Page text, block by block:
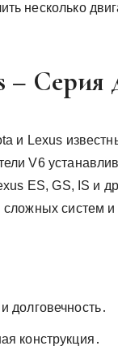
несколько
– Серия
и Lexus
V6
ES, GS, IS и
сложных систем
долговечность․
конструкция․